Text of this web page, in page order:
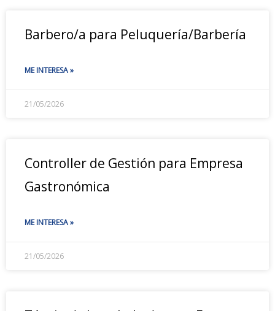
Barbero/a para Peluquería/Barbería
ME INTERESA »
21/05/2026
Controller de Gestión para Empresa
Gastronómica
ME INTERESA »
21/05/2026